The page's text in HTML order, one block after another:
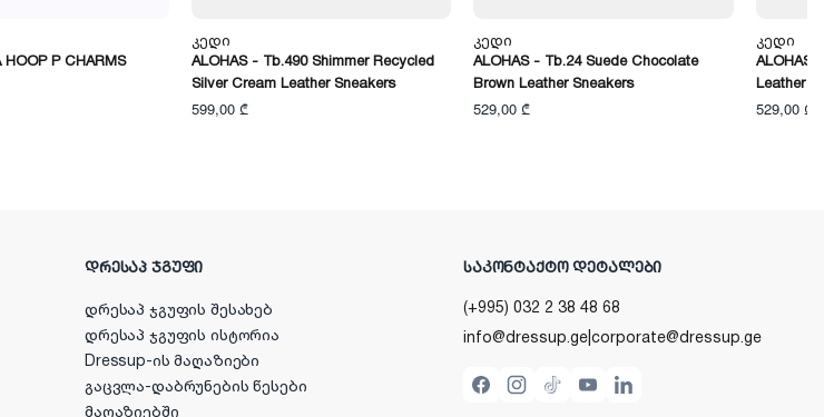
P CHARMS
Კედი
ALOHAS - Tb.490 Shimmer Recycled
Silver Cream Leather Sneakers
599,00 ₾
Კედი
ALOHAS - Tb.24 Suede Chocolate
Brown Leather Sneakers
529,00 ₾
Კედი
ALOHAS
Leather
529,00 ₾
ᲓᲠᲔᲡᲐᲞ ᲯᲒᲣᲤᲘ
დრესაპ ჯგუფის შესახებ
დრესაპ ჯგუფის ისტორია
Dressup-ის მაღაზიები
გაცვლა-დაბრუნების წესები
ᲡᲐᲙᲝᲜᲢᲐᲥᲢᲝ ᲓᲔᲢᲐᲚᲔᲑᲘ
(+995) 032 2 38 48 68
info@dressup.gecorporate@dressup.ge